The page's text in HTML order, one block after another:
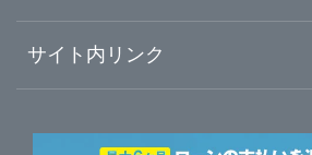
ガリバー吹田千里丘店
吹田市
枚方市
初めての中古車購入ガイド
中古車人気ランキング
ガリバーの査定が選ばれる理由
車を売る時よくある質問
車初心者まとめ
サイト内リンク